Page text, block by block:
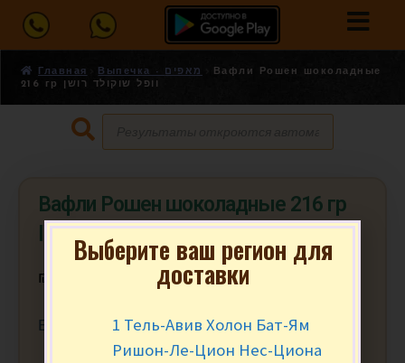
Главная Выпечка - מאפים
Вафли Рошен шоколадные
216 гр וופל שוקולד רושן
Вафли Рошен шоколадные 216 гр
וופל שוקולד רושן
₪ за уп.
Вес в упаковке ≈ 216 гр.
Выберите ваш регион для
доставки
1 Тель-Авив Холон Бат-Ям
Ришон-Ле-Цион Нес-Циона